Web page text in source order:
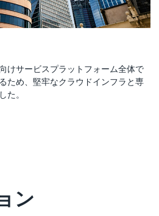
けサービスプラットフォーム全体で
ため、堅牢なクラウドインフラと専
た。
ン